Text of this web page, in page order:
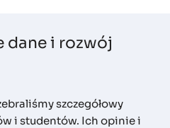
dane i rozwój
szczegółowy
i studentów. Ich opinie i